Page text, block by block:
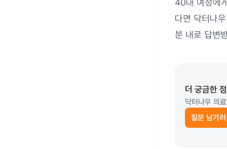
40대 여성에
다면 닥터나
분 내로 답변
더 궁금한
닥터나우 의
질문 남기